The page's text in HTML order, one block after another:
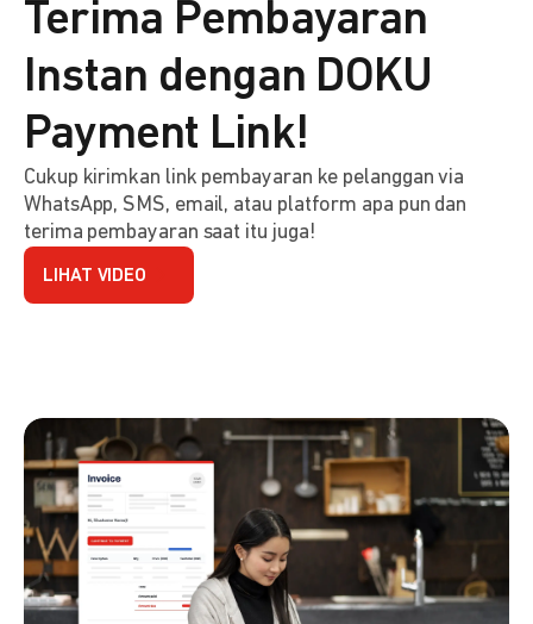
Terima Pembayaran
Instan dengan DOKU
Payment Link!
Cukup kirimkan link pembayaran ke pelanggan via
WhatsApp, SMS, email, atau platform apa pun dan
terima pembayaran saat itu juga!
LIHAT VIDEO